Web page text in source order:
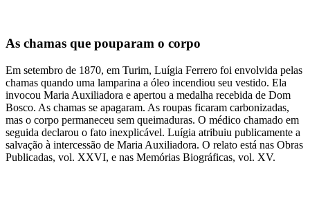
As chamas que pouparam o corpo
Em setembro de 1870, em Turim, Luígia Ferrero foi envolvida pelas
chamas quando uma lamparina a óleo incendiou seu vestido. Ela
invocou Maria Auxiliadora e apertou a medalha recebida de Dom
Bosco. As chamas se apagaram. As roupas ficaram carbonizadas,
mas o corpo permaneceu sem queimaduras. O médico chamado em
seguida declarou o fato inexplicável. Luígia atribuiu publicamente a
salvação à intercessão de Maria Auxiliadora. O relato está nas Obras
Publicadas, vol. XXVI, e nas Memórias Biográficas, vol. XV.